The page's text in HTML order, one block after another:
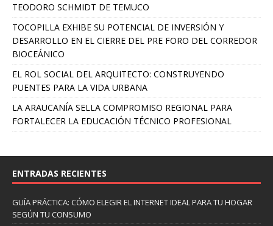
TEODORO SCHMIDT DE TEMUCO
TOCOPILLA EXHIBE SU POTENCIAL DE INVERSIÓN Y
DESARROLLO EN EL CIERRE DEL PRE FORO DEL CORREDOR
BIOCEÁNICO
EL ROL SOCIAL DEL ARQUITECTO: CONSTRUYENDO
PUENTES PARA LA VIDA URBANA
LA ARAUCANÍA SELLA COMPROMISO REGIONAL PARA
FORTALECER LA EDUCACIÓN TÉCNICO PROFESIONAL
ENTRADAS RECIENTES
GUÍA PRÁCTICA: CÓMO ELEGIR EL INTERNET IDEAL PARA TU HOGAR
SEGÚN TU CONSUMO